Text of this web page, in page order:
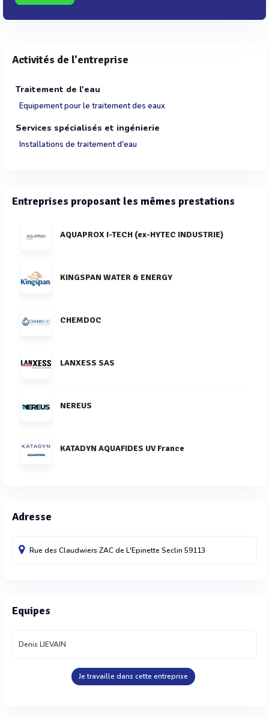
Activités de l'entreprise
Traitement de l'eau
Equipement pour le traitement des eaux
Services spécialisés et ingénierie
Installations de traitement d'eau
Entreprises proposant les mêmes prestations
AQUAPROX I-TECH (ex-HYTEC INDUSTRIE)
KINGSPAN WATER & ENERGY
CHEMDOC
LANXESS SAS
NEREUS
KATADYN AQUAFIDES UV France
Adresse
Rue des Claudwiers ZAC de L'Epinette Seclin 59113
Equipes
Denis LIEVAIN
Je travaille dans cette entreprise